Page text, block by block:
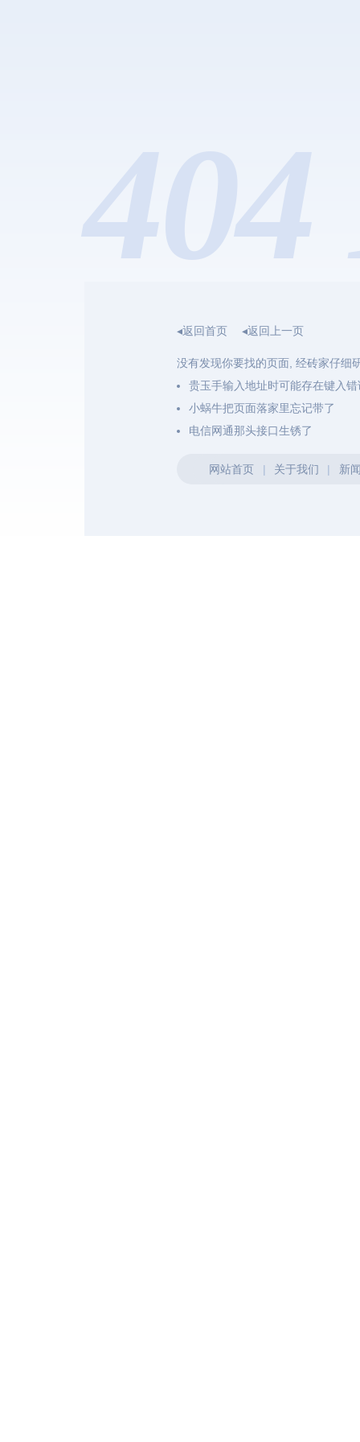
◂返回首页 ◂返回上一页
没有发现你要找的页面, 经砖家仔细
贵玉手输入地址时可能存在键入错
小蜗牛把页面落家里忘记带了
电信网通那头接口生锈了
网站首页 | 关于我们 | 新